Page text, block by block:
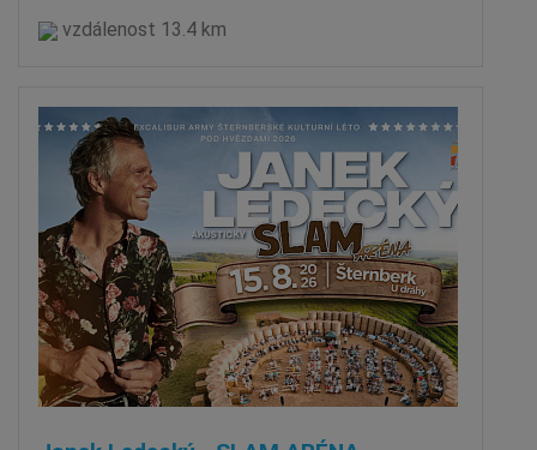
vzdálenost 13.4 km